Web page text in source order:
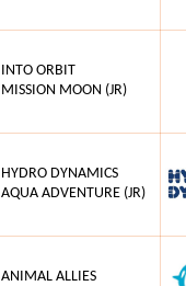
INTO ORBIT
MISSION MOON (JR)
HYDRO DYNAMICS
AQUA ADVENTURE (JR)
ANIMAL ALLIES